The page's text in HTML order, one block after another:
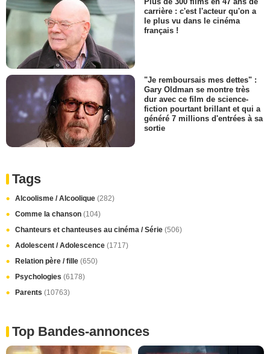
carrière : c'est l'acteur qu'on a
le plus vu dans le cinéma
français !
"Je remboursais mes dettes" :
Gary Oldman se montre très
dur avec ce film de science-
fiction pourtant brillant et qui a
généré 7 millions d'entrées à sa
sortie
Tags
Alcoolisme / Alcoolique (282)
Comme la chanson (104)
Chanteurs et chanteuses au cinéma / Série (506)
Adolescent / Adolescence (1717)
Relation père / fille (650)
Psychologies (6178)
Parents (10763)
Top Bandes-annonces